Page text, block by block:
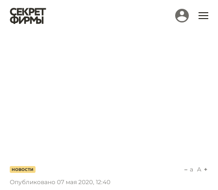
НОВОСТИ
Опубликовано 07 мая 2020, 12:40
a A